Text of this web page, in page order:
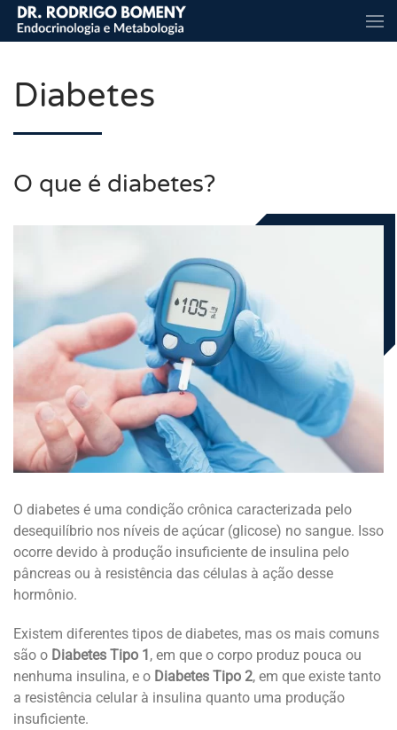
Diabetes
O que é diabetes?
O diabetes é uma condição crônica caracterizada pelo
desequilíbrio nos níveis de açúcar (glicose) no sangue. Isso
ocorre devido à produção insuficiente de insulina pelo
pâncreas ou à resistência das células à ação desse
hormônio.
Existem diferentes tipos de diabetes, mas os mais comuns
são o Diabetes Tipo 1 , em que o corpo produz pouca ou
nenhuma insulina, e o Diabetes Tipo 2, em que existe tanto
a resistência celular à insulina quanto uma produção
insuficiente.